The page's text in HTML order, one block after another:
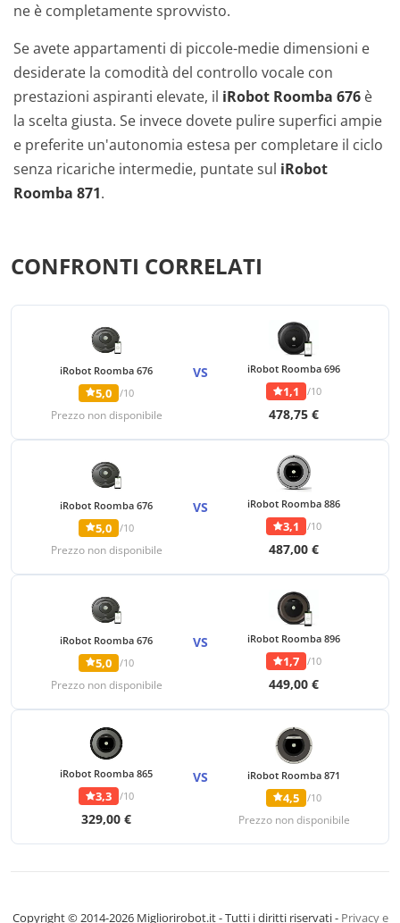
ne è completamente sprovvisto.
Se avete appartamenti di piccole-medie dimensioni e
desiderate la comodità del controllo vocale con
prestazioni aspiranti elevate, il iRobot Roomba 676 è
la scelta giusta. Se invece dovete pulire superfici ampie
e preferite un'autonomia estesa per completare il ciclo
senza ricariche intermedie, puntate sul iRobot
Roomba 871.
CONFRONTI CORRELATI
iRobot Roomba 676
5,0 /10
Prezzo non disponibile
VS iRobot Roomba 696
1,1 /10
478,75 €
iRobot Roomba 676
5,0 /10
Prezzo non disponibile
VS iRobot Roomba 886
3,1 /10
487,00 €
iRobot Roomba 676
5,0 /10
Prezzo non disponibile
VS iRobot Roomba 896
1,7 /10
449,00 €
iRobot Roomba 865
3,3 /10
329,00 €
VS iRobot Roomba 871
4,5 /10
Prezzo non disponibile
Copyright © 2014-2026 Migliorirobot.it - Tutti i diritti riservati - Privacy e